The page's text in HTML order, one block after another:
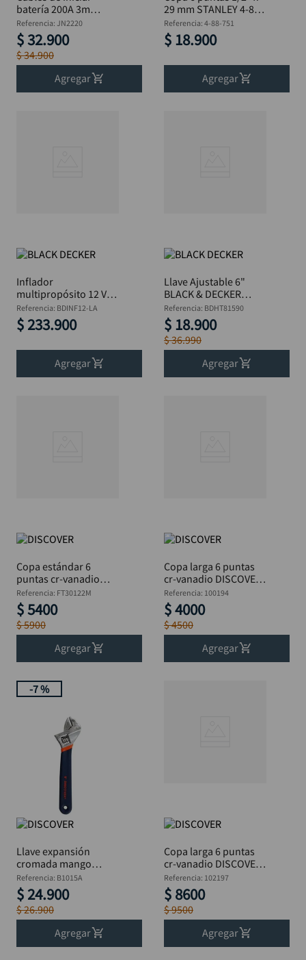
batería 200A 3m
DISCOVER
Referencia: JN2220
$32.900
$34.900
Agregar
29 mm STANLEY 4-88-
751
Referencia: 4-88-751
$ 18.900
Agregar
Inflador
multipropósito 12 V
BLACK & DECKER
BDINF12-LA
Referencia: BDINF12-LA
$ 233.900
Agregar
Llave Ajustable 6"
BLACK & DECKER
BDHT81590
Referencia: BDHT81590
$ 18.900
$36.990
Agregar
Copa estándar 6
puntas cr-vanadio
DISCOVER 3/8"x22mm
Referencia: FT30122M
$5400
$5900
Agregar
Copa larga 6 puntas
cr-vanadio DISCOVER
1/4"x10mm"
Referencia: 100194
$4000
$4500
Agregar
-7 %
Llave expansión
cromada mango
aislado DISCOVER 8"
Referencia: B1015A
$ 24.900
$26.900
Agregar
Copa larga 6 puntas
cr-vanadio DISCOVER
1/2"x17mm"
Referencia: 102197
$ 8600
$9500
Agregar